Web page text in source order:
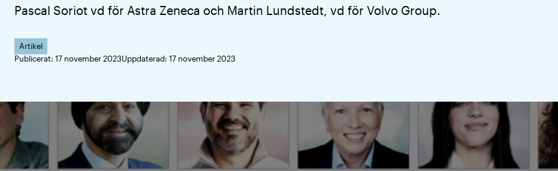
Pascal Soriot vd för Astra Zeneca och Martin Lundstedt, vd för Volvo Group.
Artikel
Publicerat: 17 november 2023Uppdaterad: 17 november 2023